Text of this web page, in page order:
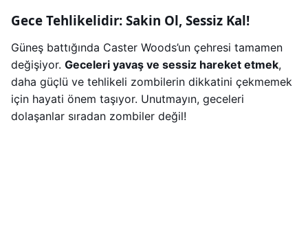
Gece Tehlikelidir: Sakin Ol, Sessiz Kal!
Güneş battığında Caster Woods’un çehresi tamamen
değişiyor. Geceleri yavaş ve sessiz hareket etmek,
daha güçlü ve tehlikeli zombilerin dikkatini çekmemek
için hayati önem taşıyor. Unutmayın, geceleri
dolaşanlar sıradan zombiler değil!